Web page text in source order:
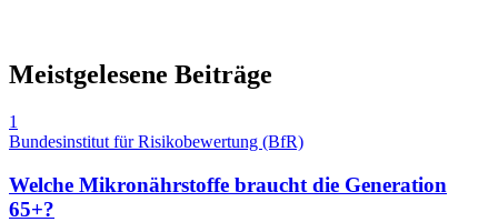
Meistgelesene Beiträge
1
Bundesinstitut für Risikobewertung (BfR)
Welche Mikronährstoffe braucht die Generation
65+?